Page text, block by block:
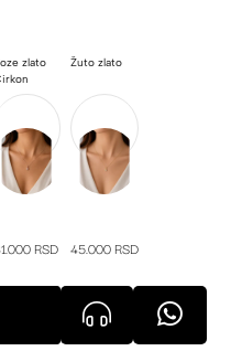
zlato
RSD
Žuto zlato
45.000 RSD